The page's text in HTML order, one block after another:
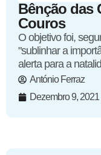
Bênção das
Couros
O objetivo foi,
"sublinhar a
alerta para a
António Ferraz
Dezembro 9, 2021